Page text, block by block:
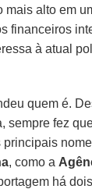
mais alto em
financeiros
à atual
quem é.
sempre fez
principais
, como a
há